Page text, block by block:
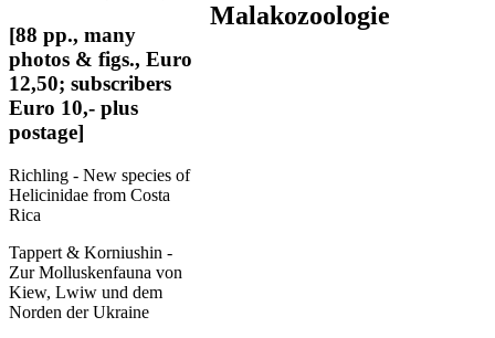
[88 pp., many
photos & figs., Euro
12,50; subscribers
Euro 10,- plus
postage]
Richling - New species of
Helicinidae from Costa
Rica
Tappert & Korniushin -
Zur Molluskenfauna von
Kiew, Lwiw und dem
Norden der Ukraine